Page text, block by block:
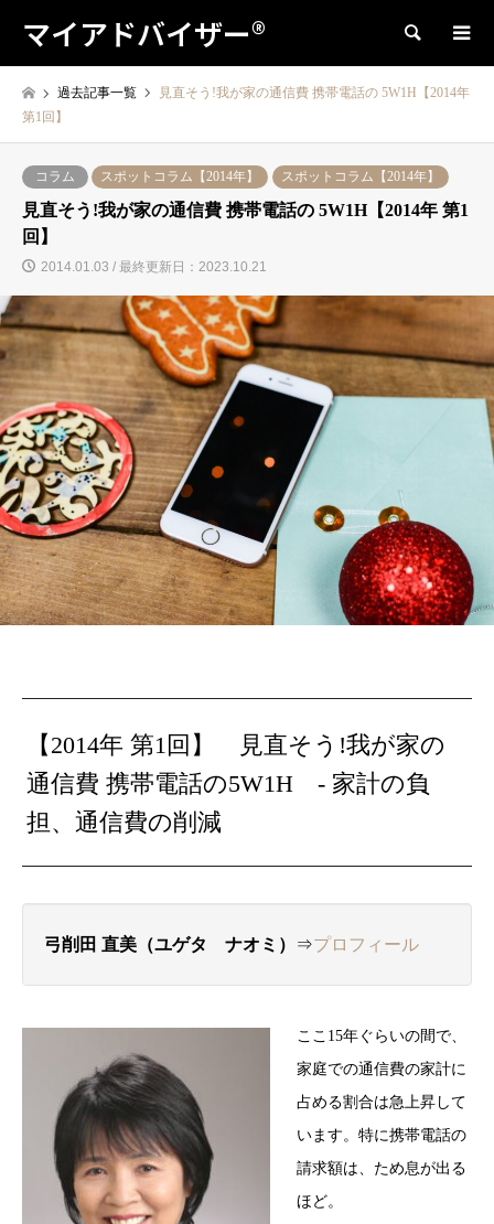
マイアドバイザー® 検索
過去記事一覧
見直そう!我が家の通信費 携帯電話の 5W1H【2014年
第1回】
コラム スポットコラム【2014年】 スポットコラム【2014年】
見直そう!我が家の通信費 携帯電話の 5W1H【2014年 第1
回】
2014.01.03 / 最終更新日：2023.10.21
【2014年 第1回】 見直そう!我が家の
通信費 携帯電話の5W1H - 家計の負
担、通信費の削減
弓削田 直美（ユゲタ ナオミ） ⇒プロフィール
ここ15年ぐらいの間で、
家庭での通信費の家計に
占める割合は急上昇して
います。 特に携帯電話の
請求額は、 ため息が出る
ほど。